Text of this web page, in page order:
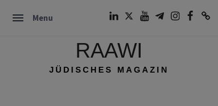
Menu
RAAWI
JÜDISCHES MAGAZIN